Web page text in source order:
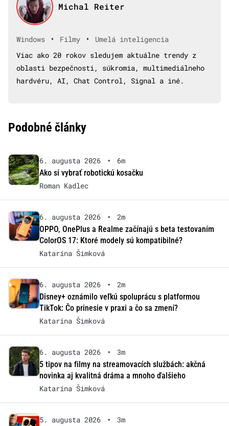
Michal Reiter
Windows • Filmy •
Umelá inteligencia
Viac ako 20 rokov sledujem aktuálne trendy z
oblasti bezpečnosti, súkromia, multimediálneho
hardvéru, AI, Chat Control, Signal a iné.
Podobné články
6. augusta 2026 •
6m
Ako si vybrať robotickú kosačku
Roman Kadlec
6. augusta 2026 •
2m
OPPO, OnePlus a Realme začínajú s beta testovaním
ColorOS 17: Ktoré modely sú kompatibilné?
Katarína Šimková
6. augusta 2026 •
2m
Disney+ oznámilo veľkú spoluprácu s platformou
TikTok: Čo prinesie v praxi a čo sa zmení?
Katarína Šimková
6. augusta 2026 •
3m
5 tipov na filmy na streamovacích službách: akčná
novinka aj kvalitná dráma a mnoho ďalšieho
Katarína Šimková
5. augusta 2026 •
3m